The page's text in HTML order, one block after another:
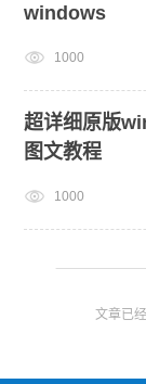
windows
1000
超详细原版
图文教程
1000
文章已